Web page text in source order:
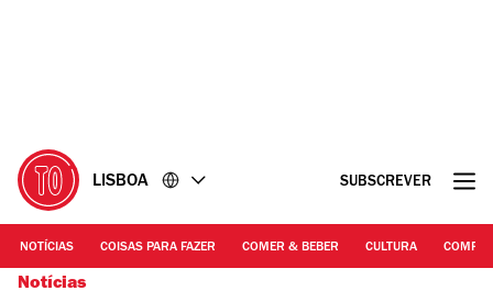
LISBOA SUBSCREVER
NOTÍCIAS COISAS PARA FAZER COMER & BEBER CULTURA
Notícias